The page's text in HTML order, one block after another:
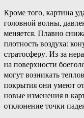
Кроме того, картина
головной волны,
меняется. Плавно
плотность воздуха:
стратосферу. Из-за
на поверхности
могут возникать
покрытия они умеют
новые изменения в
отклонение точки